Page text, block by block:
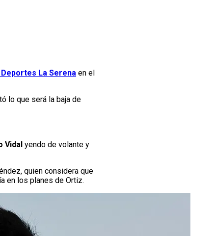
Deportes La Serena en el
lo que será la baja de
Vidal yendo de volante y
quien considera que
en los planes de Ortiz.